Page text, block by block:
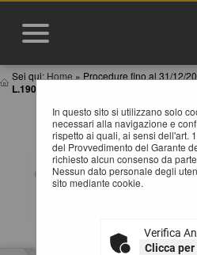
Sei qui: Home » Procedure fino al 31/12/
L.190 de...
In questo sito si utilizzano solo
necessari alla navigazione e
rispetto ai quali, ai sensi dell'art.
del Provvedimento del Garante
richiesto alcun consenso da
Nessun dato personale degli
sito mediante cookie.
Verifica
Clicca
PROSPETTI ANNUALI
6/11/2012)
Tabelle riassuntive degli
forniture (Adempimenti
190/2012). Selezionare